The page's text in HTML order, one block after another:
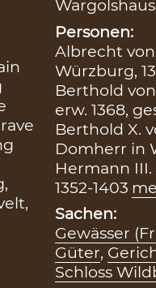
Personen:
Albrecht
Würzburg,
Berthold
erw. 1368,
Berthold X.
Domherr in
Hermann
1352-1403
Sachen:
Gewässer
Güter,
Schloss